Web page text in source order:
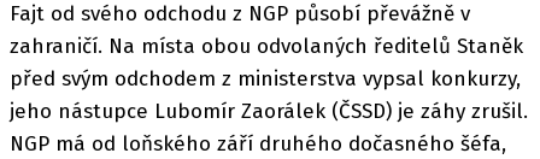
Fajt od svého odchodu z NGP působí převážně v
zahraničí. Na místa obou odvolaných ředitelů Staněk
před svým odchodem z ministerstva vypsal konkurzy,
jeho nástupce Lubomír Zaorálek (ČSSD) je záhy zrušil.
NGP má od loňského září druhého dočasného šéfa,